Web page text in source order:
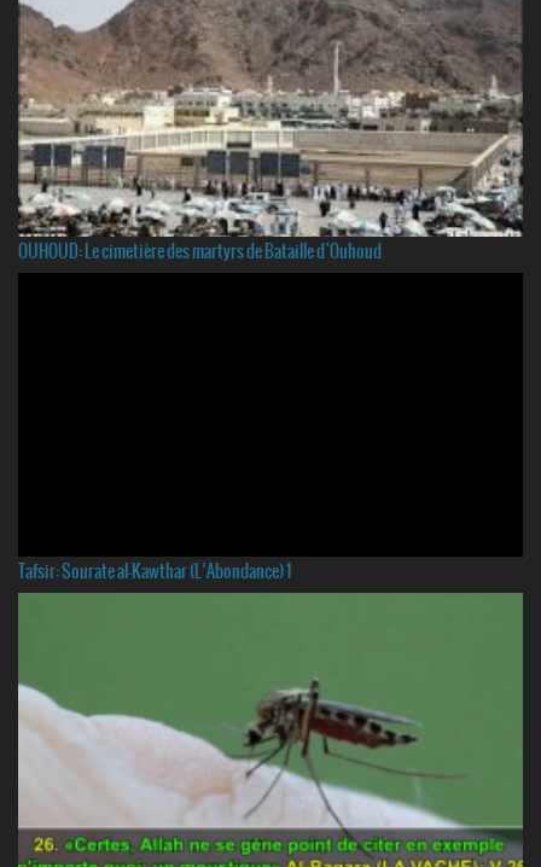
OUHOUD: Le cimetière des martyrs de Bataille d`Ouhoud
Tafsir: Sourate al-Kawthar (L’Abondance) 1